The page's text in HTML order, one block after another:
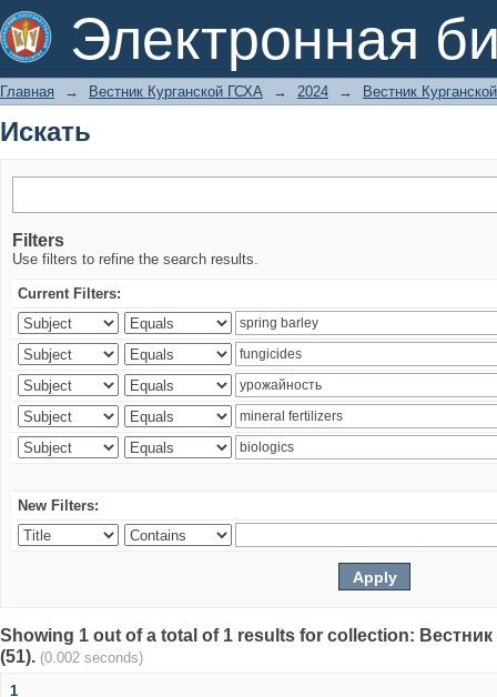
Электронная
Искать
Главная → Вестник Курганской ГСХА → 2024 → Вестник
Искать
Filters
Use filters to refine the search results.
Current Filters:
New Filters:
Showing 1 out of a total of 1 results for collection:
(51). (0.002 seconds)
1